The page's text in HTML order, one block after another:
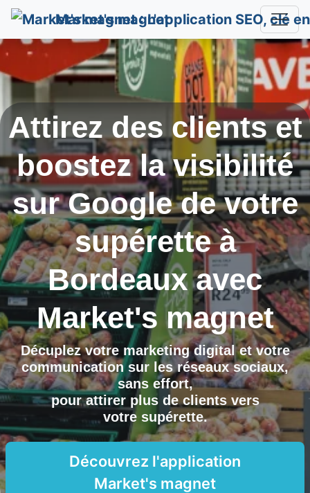
Market's magnet
Attirez des clients et
boostez la visibilité
sur Google de votre
supérette à
Bordeauxavec
Market's magnet
Décuplez votre marketing digital et votre
communication sur les réseaux sociaux,
sans effort,
pour attirer plus de clients vers
votre supérette.
Découvrez l'application
Market's magnet